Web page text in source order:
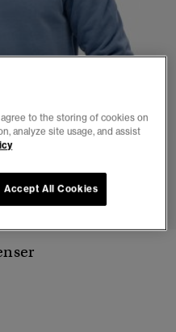
4 5 6
to the storing of cookies on
analyze site usage, and assist
Accept All Cookies